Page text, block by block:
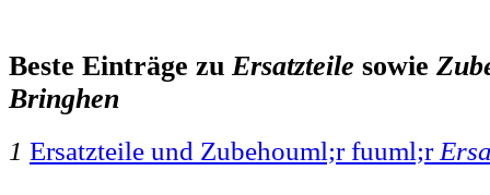
Beste Einträge zuErsatzteile sowie
Bringhen
1 Ersatzteile und Zubehouml;r fuuml;r